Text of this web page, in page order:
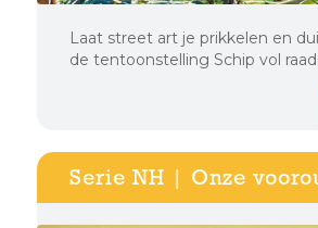
Laat street art je prikkelen en
de tentoonstelling Schip vol
Serie NH | Onze